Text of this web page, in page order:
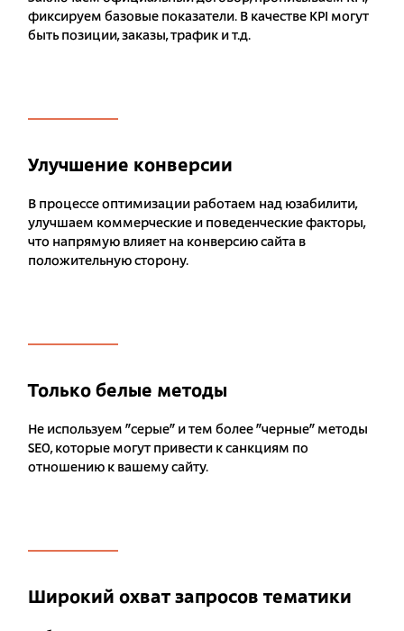
фиксируем базовые показатели. В качестве KPI могут
быть позиции, заказы, трафик и т.д.
Улучшение конверсии
В процессе оптимизации работаем над юзабилити,
улучшаем коммерческие и поведенческие факторы,
что напрямую влияет на конверсию сайта в
положительную сторону.
Только белые методы
Не используем "серые" и тем более "черные" методы
SEO, которые могут привести к санкциям по
отношению к вашему сайту.
Широкий охват запросов тематики